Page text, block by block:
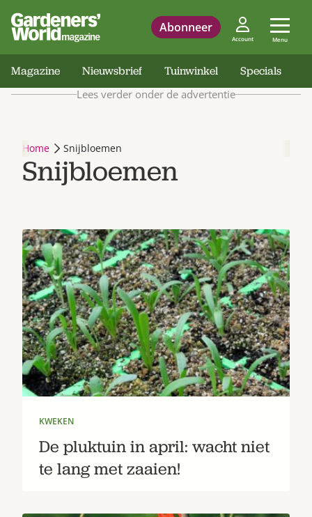
Abonneer
Account Menu
Zoek
Magazine Nieuwsbrief Tuinwinkel Specials
Lees verder onder de advertentie
Home Snijbloemen
Snijbloemen
KWEKEN
De pluktuin in april: wacht niet
te lang met zaaien!